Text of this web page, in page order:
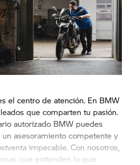
el centro de atención. En BMW
que comparten tu pasión.
autorizado BMW puedes
asesoramiento competente y
impecable. Con nosotros,
que entienden lo que